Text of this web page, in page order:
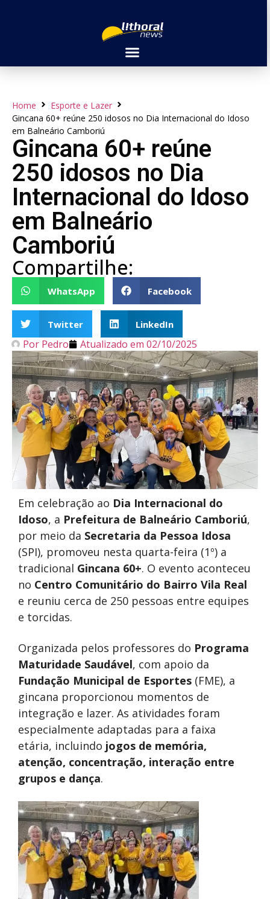
Home
Esporte e Lazer
Gincana 60+ reúne 250 idosos no Dia Internacional do Idoso
em Balneário Camboriú
Gincana 60+ reúne
250 idosos no Dia
Internacional do Idoso
em Balneário
Camboriú
Compartilhe:
WhatsApp Facebook
Twitter LinkedIn
Por Pedro Atualizado em 02/10/2025
Em celebração ao Dia Internacional do
Idoso, a Prefeitura de Balneário Camboriú,
por meio da Secretaria da Pessoa Idosa
(SPI), promoveu nesta quarta-feira (1º) a
tradicional Gincana 60+. O evento aconteceu
no Centro Comunitário do Bairro Vila Real
e reuniu cerca de 250 pessoas entre equipes
e torcidas.
Organizada pelos professores do Programa
Maturidade Saudável, com apoio da
Fundação Municipal de Esportes (FME), a
gincana proporcionou momentos de
integração e lazer. As atividades foram
especialmente adaptadas para a faixa
etária, incluindo jogos de memória,
atenção, concentração, interação entre
grupos e dança.